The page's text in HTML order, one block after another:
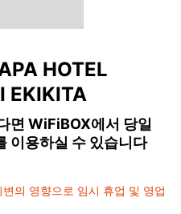
HOTEL
EKIKITA
면 WiFiBOX에서 당일
이용하실 수 있습니다
의 영향으로 임시 휴업 및 영업